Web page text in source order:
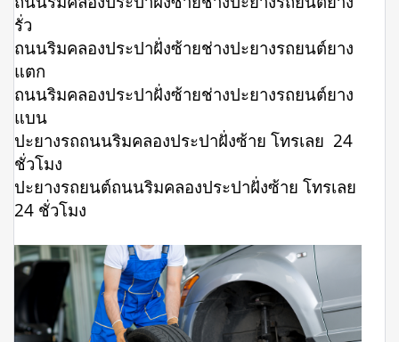
รั่ว
ถนนริมคลองประปาฝั่งซ้ายช่างปะยางรถยนต์ยาง
แตก
ถนนริมคลองประปาฝั่งซ้ายช่างปะยางรถยนต์ยาง
แบน
ปะยางรถถนนริมคลองประปาฝั่งซ้าย โทรเลย 24
ชั่วโมง
ปะยางรถยนต์ถนนริมคลองประปาฝั่งซ้าย โทรเลย
24 ชั่วโมง